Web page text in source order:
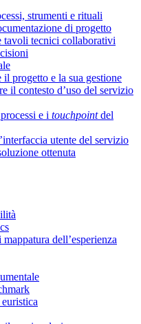
strumenti e rituali
di progetto
tavoli tecnici collaborativi
progetto e la sua gestione
il contesto d’uso del servizio
e i touchpointdel
utente del servizio
ottenuta
dell’esperienza